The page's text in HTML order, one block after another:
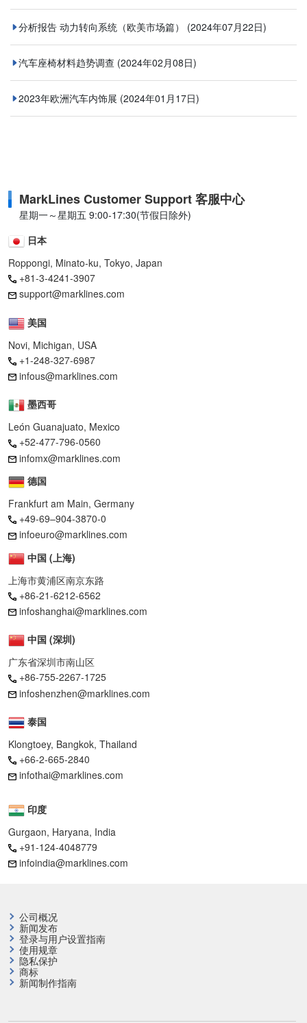
分析报告 动力转向系统（欧美市场篇） (2024年07月22日)
汽车座椅材料趋势调查 (2024年02月08日)
2023年欧洲汽车内饰展 (2024年01月17日)
MarkLines Customer Support 客服中心
星期一～星期五 9:00-17:30(节假日除外)
日本
Roppongi, Minato-ku, Tokyo, Japan
+81-3-4241-3907
support@marklines.com
美国
Novi, Michigan, USA
+1-248-327-6987
infous@marklines.com
墨西哥
León Guanajuato, Mexico
+52-477-796-0560
infomx@marklines.com
德国
Frankfurt am Main, Germany
+49-69–904-3870-0
infoeuro@marklines.com
中国 (上海)
上海市黄浦区南京东路
+86-21-6212-6562
infoshanghai@marklines.com
中国 (深圳)
广东省深圳市南山区
+86-755-2267-1725
infoshenzhen@marklines.com
泰国
Klongtoey, Bangkok, Thailand
+66-2-665-2840
infothai@marklines.com
印度
Gurgaon, Haryana, India
+91-124-4048779
infoindia@marklines.com
公司概况
新闻发布
登录与用户设置指南
使用规章
隐私保护
商标
新闻制作指南